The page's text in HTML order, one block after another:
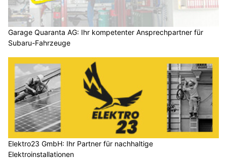
Garage Quaranta AG: Ihr kompetenter Ansprechpartner für
Subaru-Fahrzeuge
Elektro23 GmbH: Ihr Partner für nachhaltige
Elektroinstallationen